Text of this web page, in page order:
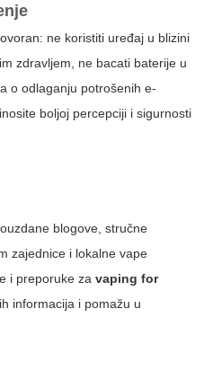
ne koristiti uređaj u blizini
zdravljem, ne bacati baterije u
o odlaganju potrošenih e-
boljoj percepciji i sigurnosti
blogove, stručne
zajednice i lokalne vape
i preporuke za vaping for
informacija i pomažu u